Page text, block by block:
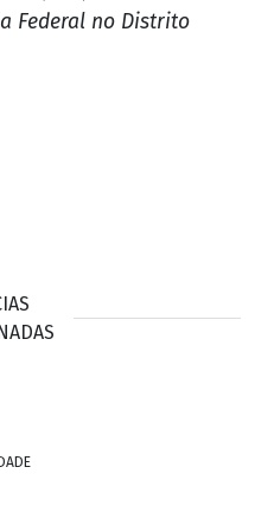
Federal no Distrito